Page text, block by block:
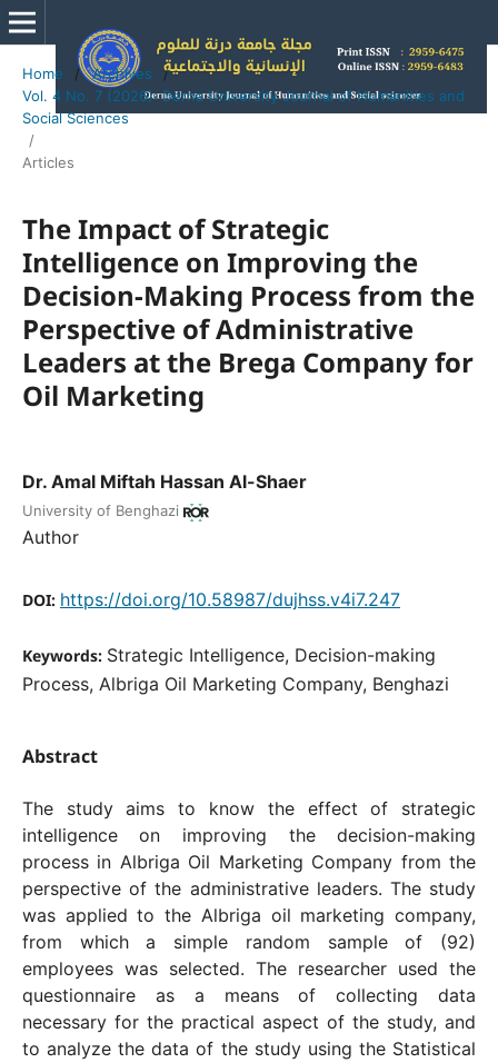
Home / Archives
/
Vol. 4 No. 7 (2026): Derna University Journal of Humanities and
Social Sciences
/
Articles
The Impact of Strategic
Intelligence on Improving the
Decision-Making Process from the
Perspective of Administrative
Leaders at the Brega Company for
Oil Marketing
Dr. Amal Miftah Hassan Al-Shaer
University of Benghazi
Author
DOI: https://doi.org/10.58987/dujhss.v4i7.247
Keywords: Strategic Intelligence, Decision-making
Process, Albriga Oil Marketing Company, Benghazi
Abstract
The study aims to know the effect of strategic
intelligence on improving the decision-making
process in Albriga Oil Marketing Company from the
perspective of the administrative leaders. The study
was applied to the Albriga oil marketing company,
from which a simple random sample of (92)
employees was selected. The researcher used the
questionnaire as a means of collecting data
necessary for the practical aspect of the study, and
to analyze the data of the study using the Statistical